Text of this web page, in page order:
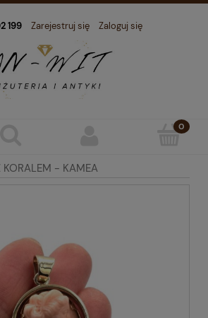
199 Zarejestruj się Zaloguj się
KORALEM - KAMEA